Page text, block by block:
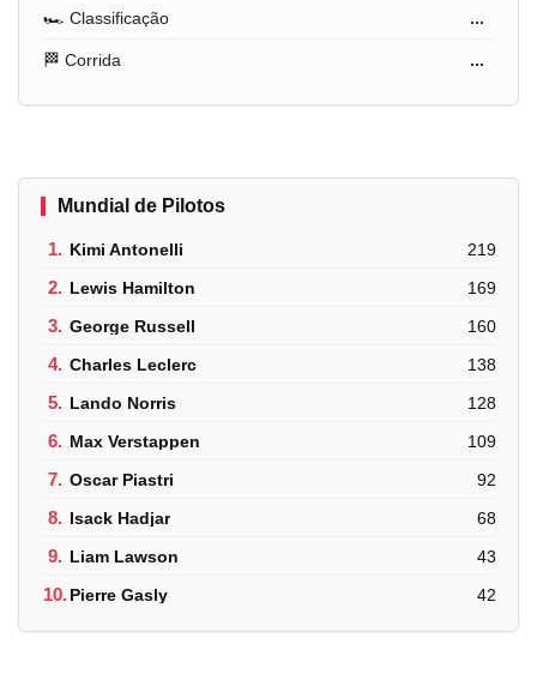
🏎️ Classificação ...
🏁 Corrida ...
Mundial de Pilotos
1. Kimi Antonelli 219
2. Lewis Hamilton 169
3. George Russell 160
4. Charles Leclerc 138
5. Lando Norris 128
6. Max Verstappen 109
7. Oscar Piastri 92
8. Isack Hadjar 68
9. Liam Lawson 43
10.Pierre Gasly 42